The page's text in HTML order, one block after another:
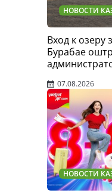
НОВОСТИ
Вход к озеру
Бурабае
07.08.2026
НОВОСТИ